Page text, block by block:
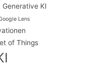
Generative KI
Lens
of Things